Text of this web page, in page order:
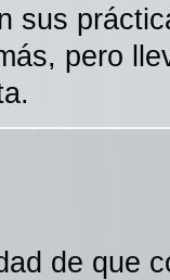
sus
pero
de que